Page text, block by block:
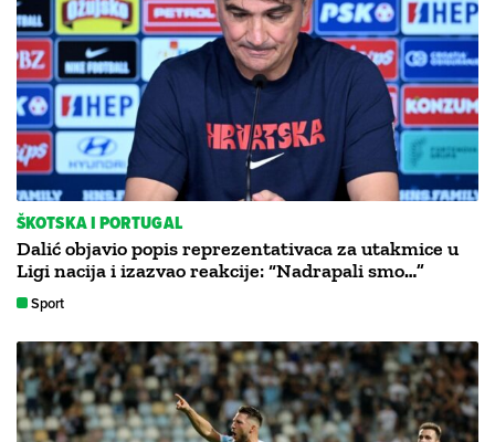
ŠKOTSKA I PORTUGAL
Dalić objavio popis reprezentativaca za utakmice u
Ligi nacija i izazvao reakcije: “Nadrapali smo…”
Sport